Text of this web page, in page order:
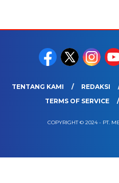
TENTANG KAMI REDAKSI
TERMS OF SERVICE
COPYRIGHT © 2024 - PT.